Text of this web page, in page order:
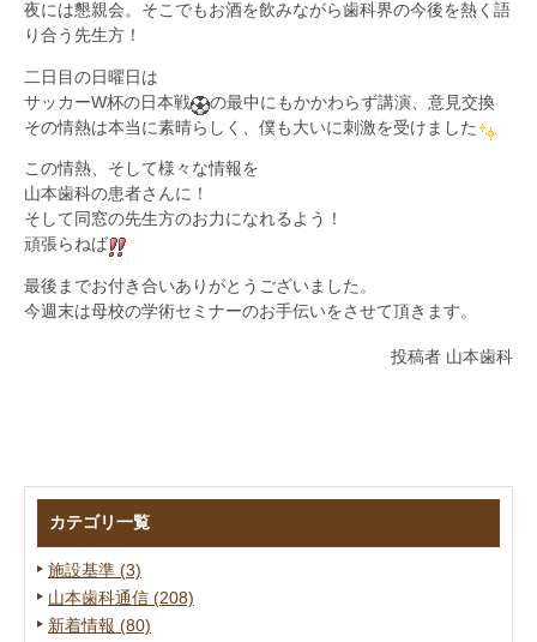
夜には懇親会。そこでもお酒を飲みながら歯科界の今後を熱く語
り合う先生方！
二日目の日曜日は
サッカーW杯の日本戦
の最中にもかかわらず講演、意見交換
その情熱は本当に素晴らしく、僕も大いに刺激を受けました
この情熱、そして様々な情報を
山本歯科の患者さんに！
そして同窓の先生方のお力になれるよう！
頑張らねば
最後までお付き合いありがとうございました。
今週末は母校の学術セミナーのお手伝いをさせて頂きます。
投稿者 山本歯科
カテゴリ一覧
施設基準 (3)
山本歯科通信 (208)
新着情報 (80)